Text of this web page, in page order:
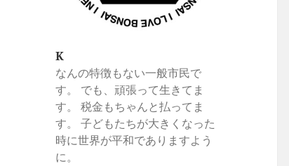
K
なんの特徴もない一般市民で
す。 でも、頑張って生きてま
す。 税金もちゃんと払ってま
す。 子どもたちが大きくなった
時に世界が平和でありますよう
に。